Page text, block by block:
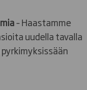
– Haastamme
uudella tavalla